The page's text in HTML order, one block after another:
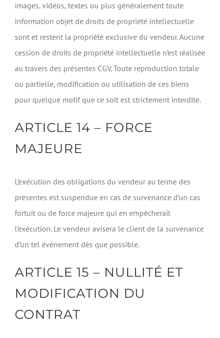
images, vidéos, textes ou plus généralement toute
information objet de droits de propriété intellectuelle
sont et restent la propriété exclusive du vendeur. Aucune
cession de droits de propriété intellectuelle n’est réalisée
au travers des présentes CGV. Toute reproduction totale
ou partielle, modification ou utilisation de ces biens
pour quelque motif que ce soit est strictement interdite.
ARTICLE 14 – FORCE
MAJEURE
L’exécution des obligations du vendeur au terme des
présentes est suspendue en cas de survenance d’un cas
fortuit ou de force majeure qui en empêcherait
l’exécution. Le vendeur avisera le client de la survenance
d’un tel évènement dès que possible.
ARTICLE 15 – NULLITÉ ET
MODIFICATION DU
CONTRAT